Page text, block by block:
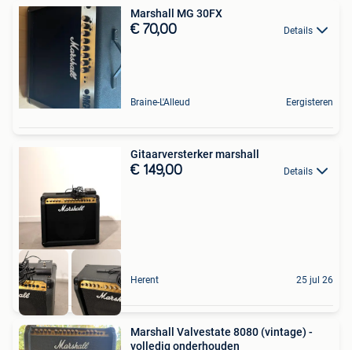
Marshall MG 30FX
€ 70,00 Details
Braine-L'Alleud Eergisteren
Gitaarversterker marshall
€ 149,00 Details
Herent 25 jul 26
Marshall Valvestate 8080 (vintage) -
volledig onderhouden